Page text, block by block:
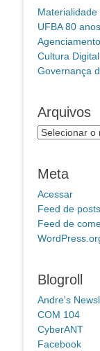
UFBA 80 anos
Cultura
Governança
Arquivos
Arquivos
Meta
Acessar
Feed de posts
Feed de
Blogroll
Andre's
COM 104
CyberANT
Facebook